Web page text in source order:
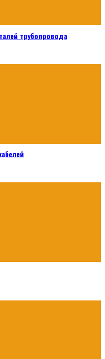
трубопровода